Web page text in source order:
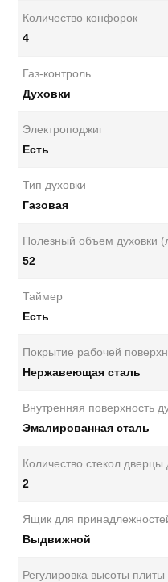
Количество конфорок
4
Газ-контроль
Духовки
Электроподжиг
Есть
Тип духовки
Газовая
Полезный объем духовки
52
Таймер
Есть
Покрытие рабочей
Нержавеющая сталь
Внутренняя поверхность
Эмалированная сталь
Количество стекол дверцы
2
Ящик для
Выдвижной
Регулировка высоты плиты